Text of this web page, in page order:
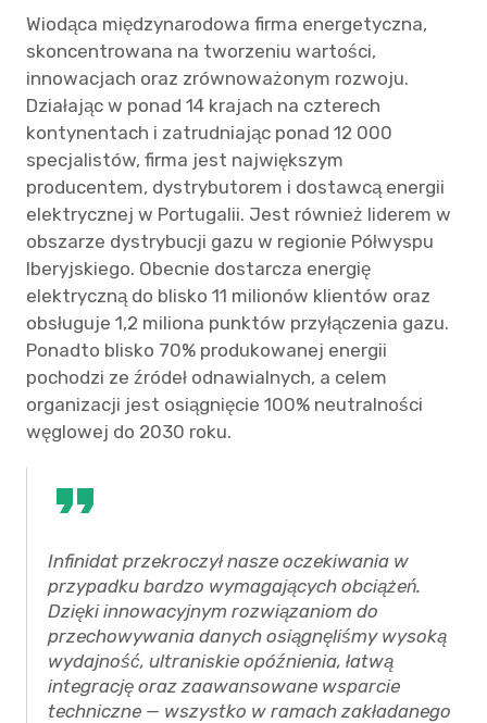
Wiodąca międzynarodowa firma energetyczna,
skoncentrowana na tworzeniu wartości,
innowacjach oraz zrównoważonym rozwoju.
Działając w ponad 14 krajach na czterech
kontynentach i zatrudniając ponad 12 000
specjalistów, firma jest największym
producentem, dystrybutorem i dostawcą energii
elektrycznej w Portugalii. Jest również liderem w
obszarze dystrybucji gazu w regionie Półwyspu
Iberyjskiego. Obecnie dostarcza energię
elektryczną do blisko 11 milionów klientów oraz
obsługuje 1,2 miliona punktów przyłączenia gazu.
Ponadto blisko 70% produkowanej energii
pochodzi ze źródeł odnawialnych, a celem
organizacji jest osiągnięcie 100% neutralności
węglowej do 2030 roku.
Infinidat przekroczył nasze oczekiwania w
przypadku bardzo wymagających obciążeń.
Dzięki innowacyjnym rozwiązaniom do
przechowywania danych osiągnęliśmy wysoką
wydajność, ultraniskie opóźnienia, łatwą
integrację oraz zaawansowane wsparcie
techniczne — wszystko w ramach zakładanego